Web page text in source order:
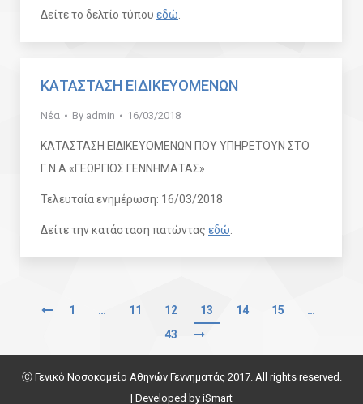
Δείτε το δελτίο τύπου εδώ
ΚΑΤΑΣΤΑΣΗ ΕΙΔΙΚΕΥΟΜΕΝΩΝ
Νέα By admin 16/03/2018
ΚΑΤΑΣΤΑΣΗ ΕΙΔΙΚΕΥΟΜΕΝΩΝ ΠΟΥ ΥΠΗΡΕΤΟΥΝ ΣΤΟ
Γ.Ν.Α «ΓΕΩΡΓΙΟΣ ΓΕΝΝΗΜΑΤΑΣ»
Τελευταία ενημέρωση: 16/03/2018
Δείτε την κατάσταση πατώντας εδώ
1 … 11 12 13 14 15
…
43
Ⓒ Γενικό Νοσοκομείο Αθηνών Γεννηματάς 2017. All rights reserved.
| Developed by iSmart